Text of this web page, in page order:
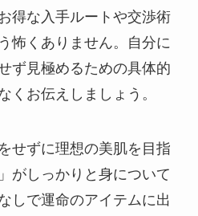
得な入手ルートや交渉術
怖くありません。自分に
ず見極めるための具体的
くお伝えしましょう。
せずに理想の美肌を目指
がしっかりと身について
しで運命のアイテムに出